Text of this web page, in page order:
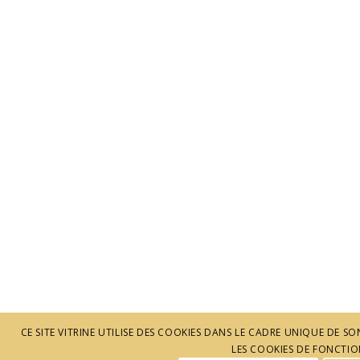
CE SITE VITRINE UTILISE DES COOKIES DANS LE CADRE UNIQUE DE
LES COOKIES DE